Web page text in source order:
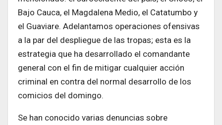
Bajo Cauca, el Magdalena Medio, el Catatumbo y
el Guaviare. Adelantamos operaciones ofensivas
a la par del despliegue de las tropas; esta es la
estrategia que ha desarrollado el comandante
general con el fin de mitigar cualquier acción
criminal en contra del normal desarrollo de los
comicios del domingo.
Se han conocido varias denuncias sobre